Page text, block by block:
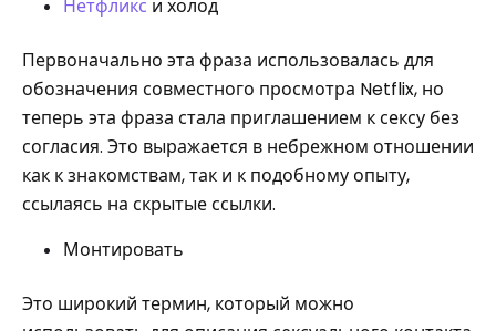
Нетфликс и холод
Первоначально эта фраза использовалась для
обозначения совместного просмотра Netflix, но
теперь эта фраза стала приглашением к сексу без
согласия. Это выражается в небрежном отношении
как к знакомствам, так и к подобному опыту,
ссылаясь на скрытые ссылки.
Монтировать
Это широкий термин, который можно